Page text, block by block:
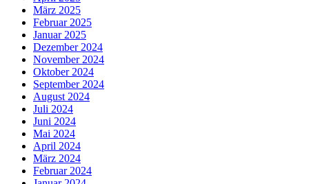
März 2025
Februar 2025
Januar 2025
Dezember 2024
November 2024
Oktober 2024
September 2024
August 2024
Juli 2024
Juni 2024
Mai 2024
April 2024
März 2024
Februar 2024